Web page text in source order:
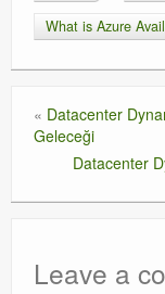
What is Azure
« Datacenter
Geleceği
Datacenter
Leave a